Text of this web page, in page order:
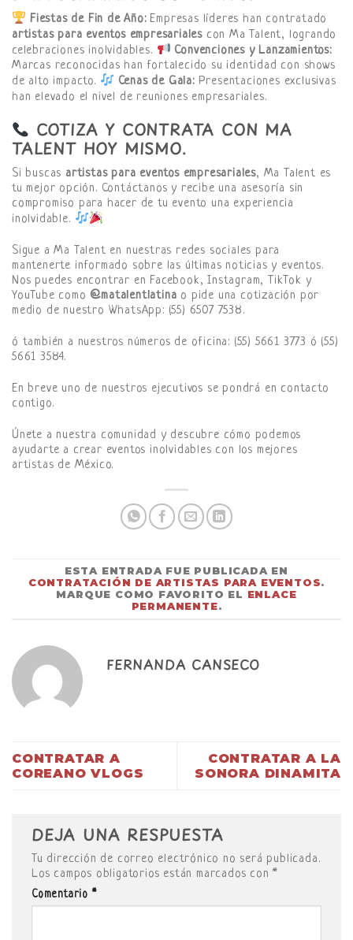
Fiestas de Fin de Año:Empresas líderes han contratado
artistas para eventos empresariales con Ma Talent, logrando
celebraciones inolvidables.
Convenciones y Lanzamientos:
Marcas reconocidas han fortalecido su identidad con shows
de alto impacto.
Cenas de Gala:Presentaciones exclusivas
han elevado el nivel de reuniones empresariales.
COTIZA Y CONTRATA CON MA
TALENT HOY MISMO.
Si buscas artistas para eventos empresariales, Ma Talent es
tu mejor opción. Contáctanos y recibe una asesoría sin
compromiso para hacer de tu evento una experiencia
inolvidable.
Sigue a Ma Talent en nuestras redes sociales para
mantenerte informado sobre las últimas noticias y eventos.
Nos puedes encontrar en Facebook, Instagram, TikTok y
YouTube como @matalentlatina o pide una cotización por
medio de nuestro WhatsApp: (55) 6507 7538.
ó también a nuestros números de oficina: (55) 5661 3773 ó (55)
5661 3584.
En breve uno de nuestros ejecutivos se pondrá en contacto
contigo.
Únete a nuestra comunidad y descubre cómo podemos
ayudarte a crear eventos inolvidables con los mejores
artistas de México.
ESTA ENTRADA FUE PUBLICADA EN
CONTRATACIÓN DE ARTISTAS PARA EVENTOS.
MARQUE COMO FAVORITO EL ENLACE
PERMANENTE.
FERNANDA CANSECO
CONTRATAR A
COREANO VLOGS
CONTRATAR A LA
SONORA DINAMITA
DEJA UNA RESPUESTA
Tu dirección de correo electrónico no será publicada.
Los campos obligatorios están marcados con*
Comentario *